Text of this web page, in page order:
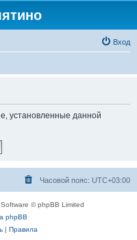
Вход
установленные данной
Часовой пояс: UTC+03:00
© phpBB Limited
phpBB
| Правила